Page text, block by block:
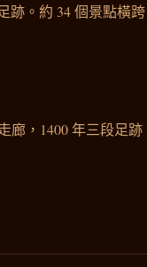
跡。約 34 個景點橫跨
廊，1400 年三段足跡